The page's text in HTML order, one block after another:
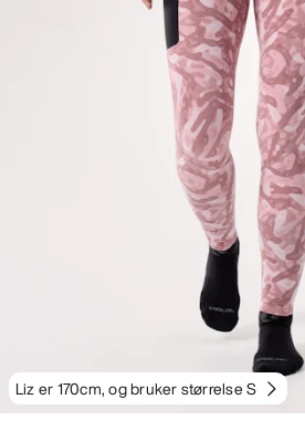
Liz er 170cm, og bruker størrelse S